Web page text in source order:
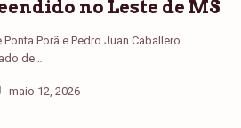
no Leste de MS
Porã e Pedro Juan Caballero
de…
maio 12, 2026